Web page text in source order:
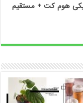
هوم کت + مستقیم